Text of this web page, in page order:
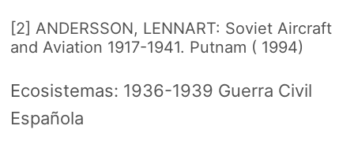
[2] ANDERSSON, LENNART: Soviet Aircraft
and Aviation 1917-1941. Putnam ( 1994)
Ecosistemas: 1936-1939 Guerra Civil
Española